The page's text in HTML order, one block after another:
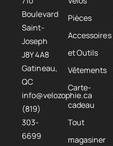
Boulevard
Saint-
Joseph
J8Y 4A8
Gatineau,
QC
info@velozophie.ca
(819)
303-
6699
Pièces
Accessoires
et Outils
Vêtements
Carte-
cadeau
Tout
magasiner